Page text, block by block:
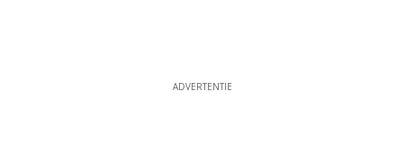
ADVERTENTIE